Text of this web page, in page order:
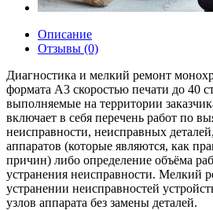
Описание
Отзывы (0)
Диагностика и мелкий ремонт
формата A3 скоростью печати до 40
выполняемые на территории
включает в себя перечень работ по
неисправности, неисправных
аппаратов (которые являются, как
причин) либо определение объёма
устранения неисправности. Мелкий
устранении неисправностей
узлов аппарата без замены деталей.